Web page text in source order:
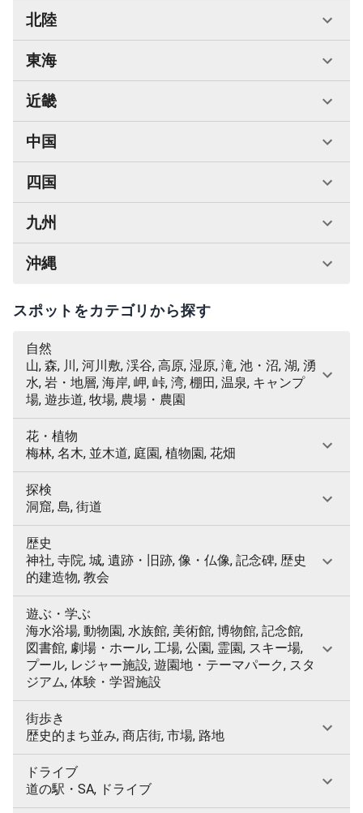
北陸
東海
近畿
中国
四国
九州
沖縄
スポットをカテゴリから探す
自然
山, 森, 川, 河川敷, 渓谷, 高原, 湿原, 滝, 池・沼, 湖, 湧
水, 岩・地層, 海岸, 岬, 峠, 湾, 棚田, 温泉, キャンプ
場, 遊歩道, 牧場, 農場・農園
花・植物
梅林, 名木, 並木道, 庭園, 植物園, 花畑
探検
洞窟, 島, 街道
歴史
神社, 寺院, 城, 遺跡・旧跡, 像・仏像, 記念碑, 歴史
的建造物, 教会
遊ぶ・学ぶ
海水浴場, 動物園, 水族館, 美術館, 博物館, 記念館,
図書館, 劇場・ホール, 工場, 公園, 霊園, スキー場,
プール, レジャー施設, 遊園地・テーマパーク, スタ
ジアム, 体験・学習施設
街歩き
歴史的まち並み, 商店街, 市場, 路地
ドライブ
道の駅・SA, ドライブ